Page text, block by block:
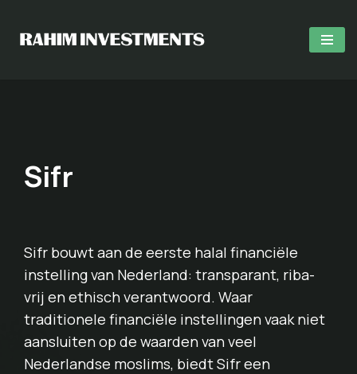
Skip
Sifr
Sifr bouwt aan de eerste halal financiële
instelling van Nederland: transparant, riba-
vrij en ethisch verantwoord. Waar
traditionele financiële instellingen vaak niet
aansluiten op de waarden van veel
Nederlandse moslims, biedt Sifr een